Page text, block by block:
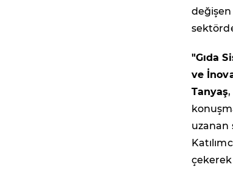
"Gıda
ve
Tanyaş,
uzanan
çekerek